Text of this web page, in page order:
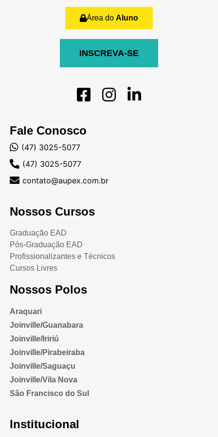
Fale Conosco
(47) 3025-5077
(47) 3025-5077
contato@aupex.com.br
Nossos Cursos
Graduação EAD
Pós-Graduação EAD
Profissionalizantes e Técnicos
Cursos Livres
Nossos Polos
Araquari
Joinville/Guanabara
Joinville/Iririú
Joinville/Pirabeiraba
Joinville/Saguaçu
Joinville/Vila Nova
São Francisco do Sul
Institucional
Área do Aluno
INSCREVA-SE